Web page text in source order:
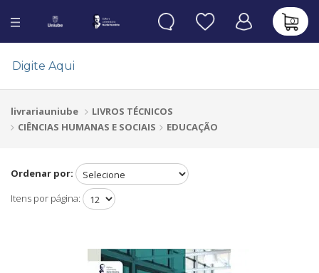
0
livrariauniube
LIVROS TÉCNICOS
CIÊNCIAS HUMANAS E SOCIAIS
EDUCAÇÃO
Ordenar por:
Itens por página: